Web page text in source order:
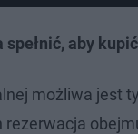
aby
możliwa jest